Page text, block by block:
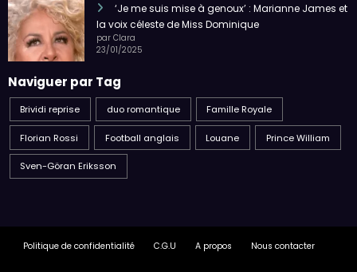
‘Je me suis mise à genoux’ : Marianne James et
la voix céleste de Miss Dominique
par Clara
23/01/2025
Naviguer par Tag
Brividi reprise duo romantique Famille Royale
Florian Rossi Football anglais Louane Prince William
Sven-Göran Eriksson
Politique de confidentialité C.G.U A propos Nous contacter